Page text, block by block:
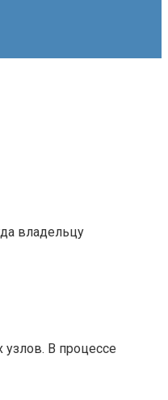
владельцу
В процессе